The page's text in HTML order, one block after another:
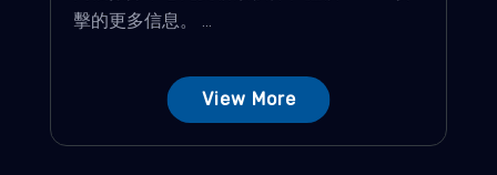
擊的更多信息。 ...
View More